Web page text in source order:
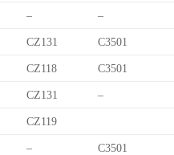
– –
CZ131 C3501
CZ118 C3501
CZ131 –
CZ119
– C3501